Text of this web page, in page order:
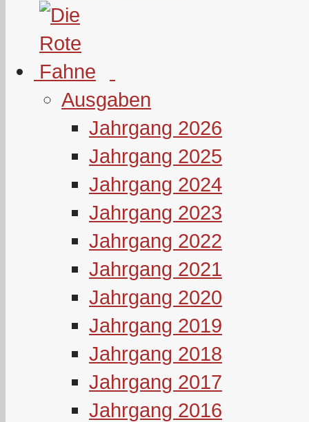
Ausgaben
Jahrgang 2026
Jahrgang 2025
Jahrgang 2024
Jahrgang 2023
Jahrgang 2022
Jahrgang 2021
Jahrgang 2020
Jahrgang 2019
Jahrgang 2018
Jahrgang 2017
Jahrgang 2016